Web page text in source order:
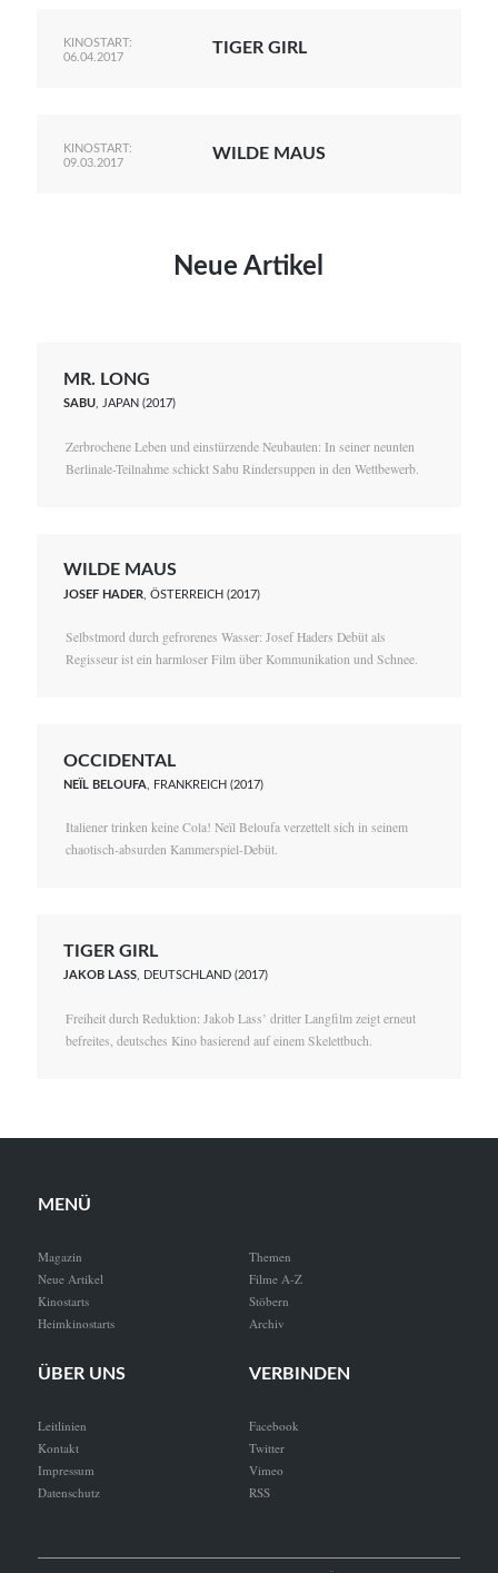
KINOSTART:
06.04.2017
TIGER GIRL
KINOSTART:
09.03.2017
WILDE MAUS
Neue Artikel
MR. LONG
SABU, JAPAN (2017)
Zerbrochene Leben und einstürzende Neubauten: In seiner neunten
Berlinale-Teilnahme schickt Sabu Rindersuppen in den Wettbewerb.
WILDE MAUS
JOSEF HADER , ÖSTERREICH (2017)
Selbstmord durch gefrorenes Wasser: Josef Haders Debüt als
Regisseur ist ein harmloser Film über Kommunikation und Schnee.
OCCIDENTAL
NEÏL BELOUFA , FRANKREICH (2017)
Italiener trinken keine Cola! Neïl Beloufa verzettelt sich in seinem
chaotisch-absurden Kammerspiel-Debüt.
TIGER GIRL
JAKOB LASS, DEUTSCHLAND (2017)
Freiheit durch Reduktion: Jakob Lass’ dritter Langfilm zeigt erneut
befreites, deutsches Kino basierend auf einem Skelettbuch.
MENÜ
Magazin
Neue Artikel
Kinostarts
Heimkinostarts
Themen
Filme A-Z
Stöbern
Archiv
ÜBER UNS
Leitlinien
Kontakt
Impressum
Datenschutz
VERBINDEN
Facebook
Twitter
Vimeo
RSS